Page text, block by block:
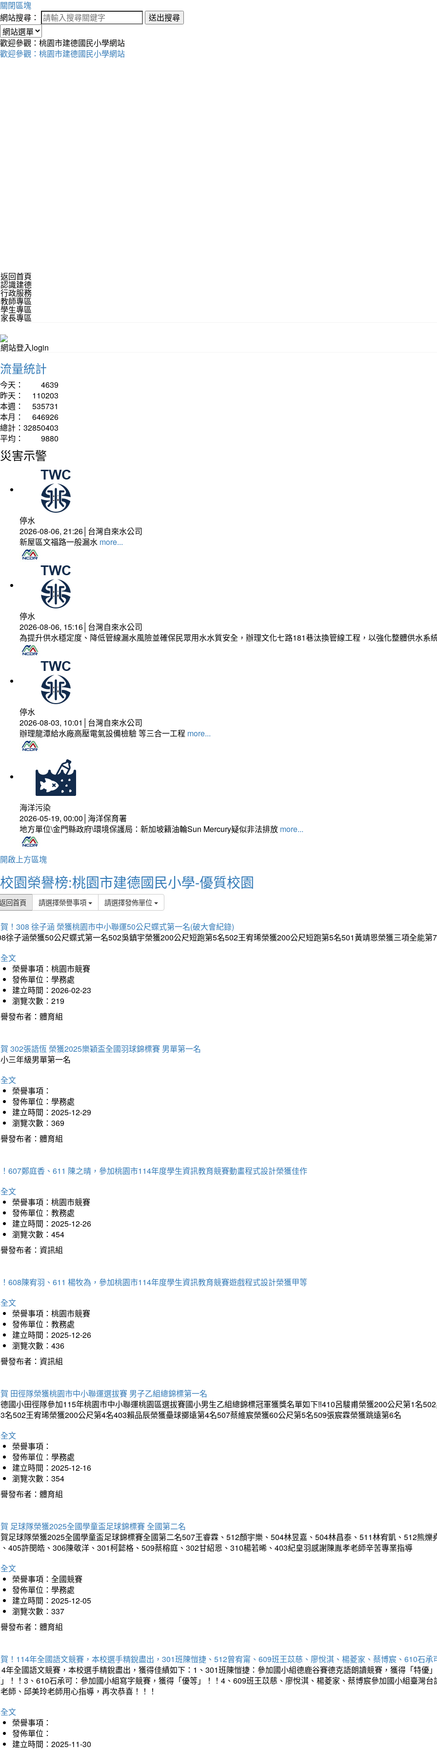
關閉區塊
網站搜尋：
送出搜尋
歡迎參觀：桃園市建德國民小學網站
歡迎參觀：桃園市建德國民小學網站
返回首頁
認識建德
行政服務
教師專區
學生專區
家長專區
網站登入login
流量統計
今天：
4639
昨天：
110203
本週：
535731
本月：
646926
總計： 32850403
平均：
9880
災害示警
停水
2026-08-06, 21:26│台灣自來水公司
新屋區文福路一般漏水 more...
停水
2026-08-06, 15:16│台灣自來水公司
為提升供水穩定度、降低管線漏水風險並確保民眾用水水質安全，辦理文化七路181巷汰換管線工程，以強化整體供水
停水
2026-08-03, 10:01│台灣自來水公司
辦理龍潭給水廠高壓電氣設備檢驗 等三合一工程 more...
海洋污染
2026-05-19, 00:00│海洋保育署
地方單位\金門縣政府\環境保護局：新加坡籍油輪Sun Mercury疑似非法排放 more...
開啟上方區塊
校園榮譽榜:桃園市建德國民小學-優質校園
回首頁 請選擇榮譽事項 請選擇發佈單位
！308 徐子涵 榮獲桃園市中小聯運50公尺蝶式第一名(破大會紀錄)
徐子涵榮獲50公尺蝶式第一名502吳鎮宇榮獲200公尺短跑第5名502王宥琋榮獲200公尺短跑第5名501黃靖恩榮獲三項全能第
文
榮譽事項：桃園市競賽
發佈單位：學務處
建立時間：2026-02-23
瀏覽次數：219
發布者：體育組
302張語恆 榮獲2025樂穎盃全國羽球錦標賽 男單第一名
三年級男單第一名
文
榮譽事項：
發佈單位：學務處
建立時間：2025-12-29
瀏覽次數：369
發布者：體育組
607鄭庭香、611 陳之晴，參加桃園市114年度學生資訊教育競賽動畫程式設計榮獲佳作
文
榮譽事項：桃園市競賽
發佈單位：教務處
建立時間：2025-12-26
瀏覽次數：454
發布者：資訊組
608陳宥羽、611 楊牧為，參加桃園市114年度學生資訊教育競賽遊戲程式設計榮獲甲等
文
榮譽事項：桃園市競賽
發佈單位：教務處
建立時間：2025-12-26
瀏覽次數：436
發布者：資訊組
田徑隊榮獲桃園市中小聯運選拔賽 男子乙組總錦標第一名
國小田徑隊參加115年桃園市中小聯運桃園區選拔賽國小男生乙組總錦標冠軍獲獎名單如下‼️410呂駿甫榮獲200公尺第1名
名502王宥琋榮獲200公尺第4名403賴品辰榮獲壘球擲遠第4名507蔡維宸榮獲60公尺第5名509張宸霖榮獲跳遠第6名
文
榮譽事項：
發佈單位：學務處
建立時間：2025-12-16
瀏覽次數：354
發布者：體育組
足球隊榮獲2025全國學童盃足球錦標賽 全國第二名
足球隊榮獲2025全國學童盃足球錦標賽全國第二名507王睿霖、512顏宇樂、504林昱嘉、504林昌泰、511林宥凱、512熊
405許閔皓、306陳敬洋、301柯懿格、509蔡榕庭、302甘紹恩、310楊若晞、403紀皇羽感謝陳胤孝老師辛苦專業指導
文
榮譽事項：全國競賽
發佈單位：學務處
建立時間：2025-12-05
瀏覽次數：337
發布者：體育組
！114年全國語文競賽，本校選手精銳盡出，301班陳愷捷、512曾宥甯、609班王苡慈、廖悅淇、楊菱家、蔡博宸、610石承
年全國語文競賽，本校選手精銳盡出，獲得佳績如下：1、301班陳愷捷：參加國小組德鹿谷賽德克語朗讀競賽，獲得「特優
！！3、610石承可：參加國小組寫字競賽，獲得「優等」！！4、609班王苡慈、廖悅淇、楊菱家、蔡博宸參加國小組臺灣
師、邱美玲老師用心指導，再次恭喜！！！
文
榮譽事項：
發佈單位：
建立時間：2025-11-30